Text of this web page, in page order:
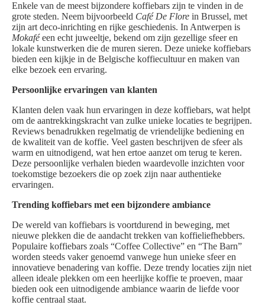
Enkele van de meest bijzondere koffiebars zijn te vinden in de
grote steden. Neem bijvoorbeeld Café De Flore in Brussel, met
zijn art deco-inrichting en rijke geschiedenis. In Antwerpen is
Mokaféeen echt juweeltje, bekend om zijn gezellige sfeer en
lokale kunstwerken die de muren sieren. Deze unieke koffiebars
bieden een kijkje in de Belgische koffiecultuur en maken van
elke bezoek een ervaring.
Persoonlijke ervaringen van klanten
Klanten delen vaak hun ervaringen in deze koffiebars, wat helpt
om de aantrekkingskracht van zulke unieke locaties te begrijpen.
Reviews benadrukken regelmatig de vriendelijke bediening en
de kwaliteit van de koffie. Veel gasten beschrijven de sfeer als
warm en uitnodigend, wat hen ertoe aanzet om terug te keren.
Deze persoonlijke verhalen bieden waardevolle inzichten voor
toekomstige bezoekers die op zoek zijn naar authentieke
ervaringen.
Trending koffiebars met een bijzondere ambiance
De wereld van koffiebars is voortdurend in beweging, met
nieuwe plekken die de aandacht trekken van koffieliefhebbers.
Populaire koffiebars zoals “Coffee Collective” en “The Barn”
worden steeds vaker genoemd vanwege hun unieke sfeer en
innovatieve benadering van koffie. Deze trendy locaties zijn niet
alleen ideale plekken om een heerlijke koffie te proeven, maar
bieden ook een uitnodigende ambiance waarin de liefde voor
koffie centraal staat.